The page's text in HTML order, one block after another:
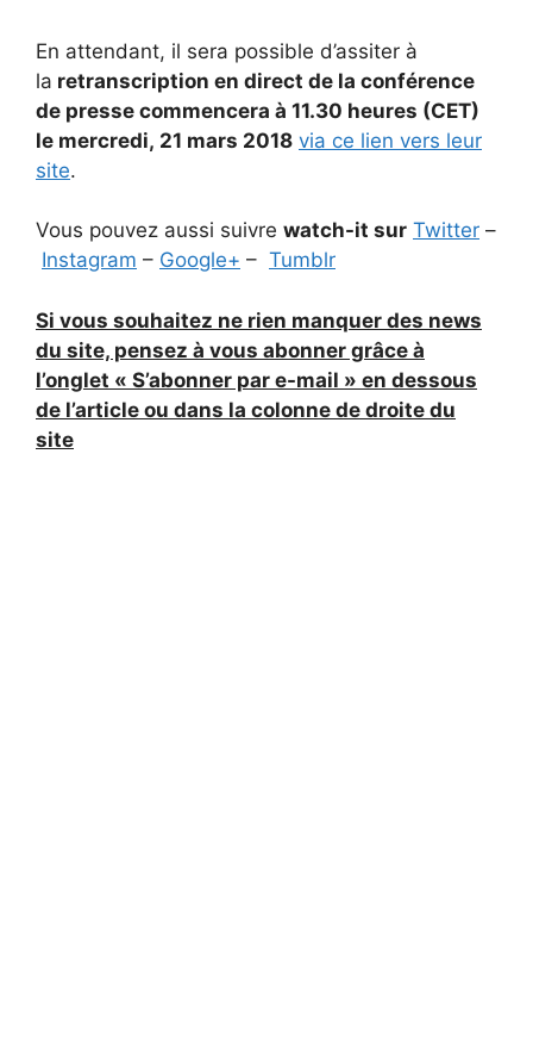
En attendant, il sera possible d’assiter à
la retranscription en direct de la conférence
de presse commencera à 11.30 heures (CET)
le mercredi, 21 mars 2018 via ce lien vers leur
site.
Vous pouvez aussi suivre watch-it sur Twitter –
Instagram – Google+ – Tumblr
Si vous souhaitez ne rien manquer des news
du site, pensez à vous abonner grâce à
l’onglet « S’abonner par e-mail » en dessous
de l’article ou dans la colonne de droite du
site